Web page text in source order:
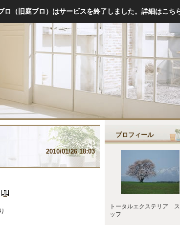
（旧庭ブロ）はサービスを終了しました。 詳細はこち
2010/01/26 18:03
プロフィール
トータルエクステリア ス
ッフ